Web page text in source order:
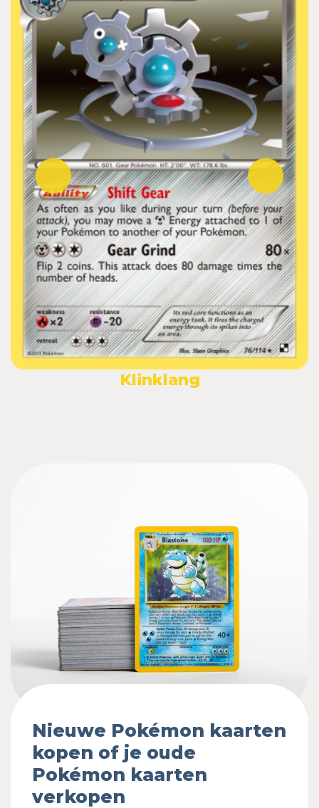
Klinklang
Nieuwe Pokémon kaarten
kopen of je oude
Pokémon kaarten
verkopen